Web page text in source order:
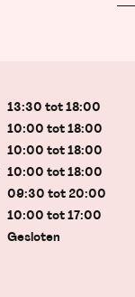
13:30 tot 18:00
10:00 tot 18:00
10:00 tot 18:00
10:00 tot 18:00
09:30 tot 20:00
10:00 tot 17:00
Gesloten